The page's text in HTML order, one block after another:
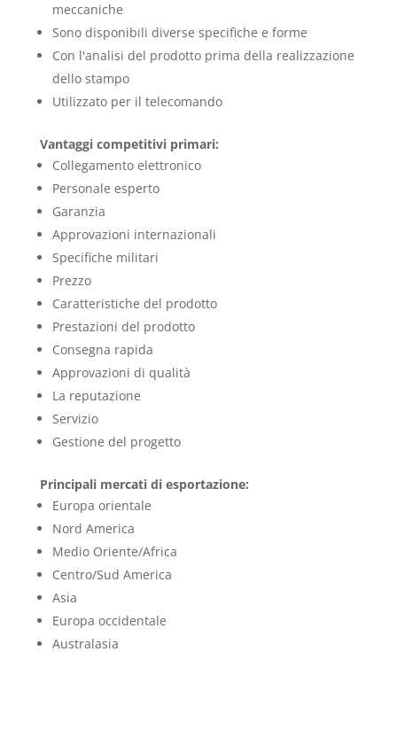
meccaniche
Sono disponibili diverse specifiche e forme
Con l'analisi del prodotto prima della realizzazione
dello stampo
Utilizzato per il telecomando
Vantaggi competitivi primari:
Collegamento elettronico
Personale esperto
Garanzia
Approvazioni internazionali
Specifiche militari
Prezzo
Caratteristiche del prodotto
Prestazioni del prodotto
Consegna rapida
Approvazioni di qualità
La reputazione
Servizio
Gestione del progetto
Principali mercati di esportazione:
Europa orientale
Nord America
Medio Oriente/Africa
Centro/Sud America
Asia
Europa occidentale
Australasia